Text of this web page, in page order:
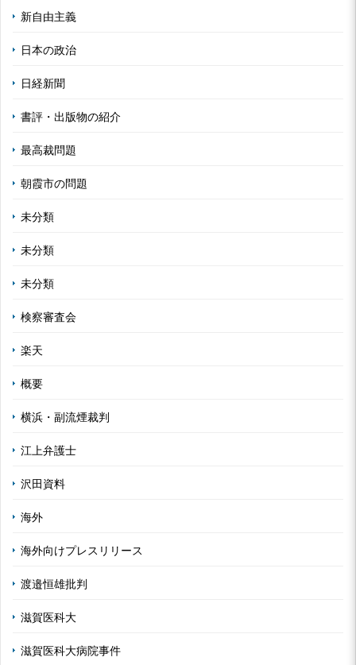
新自由主義
日本の政治
日経新聞
書評・出版物の紹介
最高裁問題
朝霞市の問題
未分類
未分類
未分類
検察審査会
楽天
概要
横浜・副流煙裁判
江上弁護士
沢田資料
海外
海外向けプレスリリース
渡邉恒雄批判
滋賀医科大
滋賀医科大病院事件